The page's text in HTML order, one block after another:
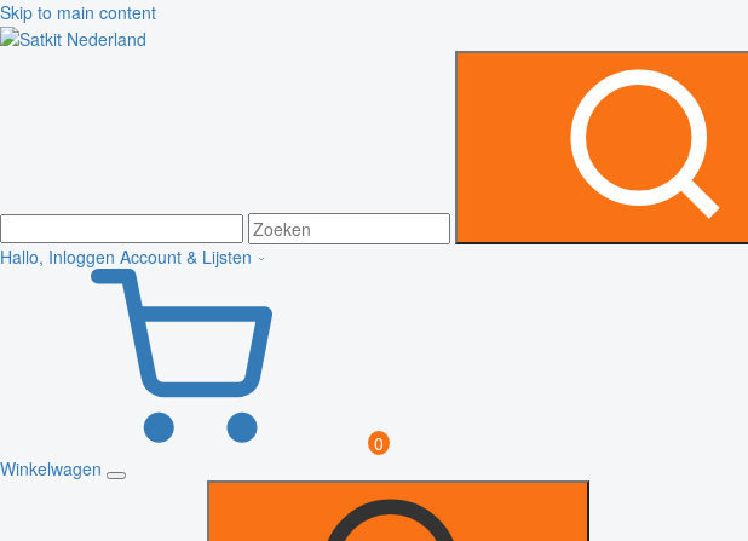
Skip to main content
Hallo, Inloggen Account & Lijsten
0
Winkelwagen